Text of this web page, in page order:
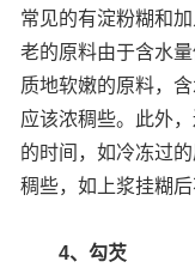
常见的有淀粉糊和
老的原料由于含水
质地软嫩的原料，
应该浓稠些。此外
的时间，如冷冻过
稠些，如上浆挂糊
4、勾芡